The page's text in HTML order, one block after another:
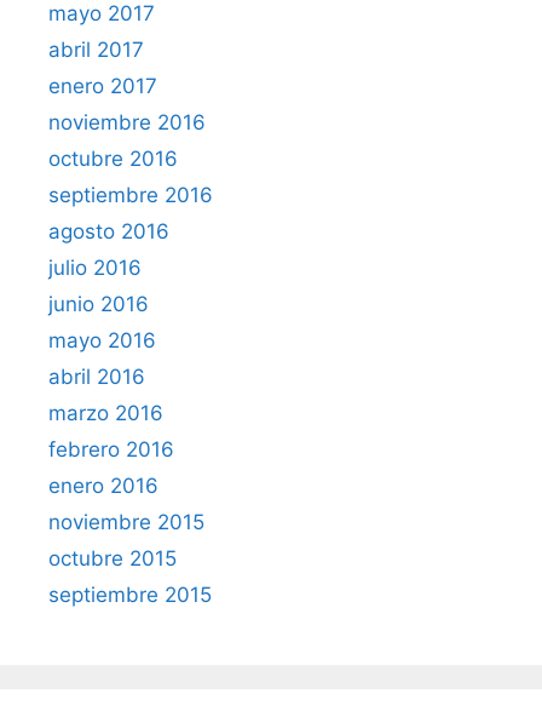
mayo 2017
abril 2017
enero 2017
noviembre 2016
octubre 2016
septiembre 2016
agosto 2016
julio 2016
junio 2016
mayo 2016
abril 2016
marzo 2016
febrero 2016
enero 2016
noviembre 2015
octubre 2015
septiembre 2015